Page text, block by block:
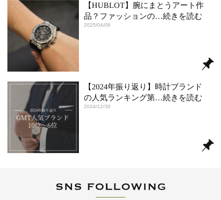
【HUBLOT】腕にまとうアート作
品？ファッションの…続きを読む
2025/04/08
【2024年振り返り】時計ブランド
の人気ランキング第…続きを読む
2024/12/30